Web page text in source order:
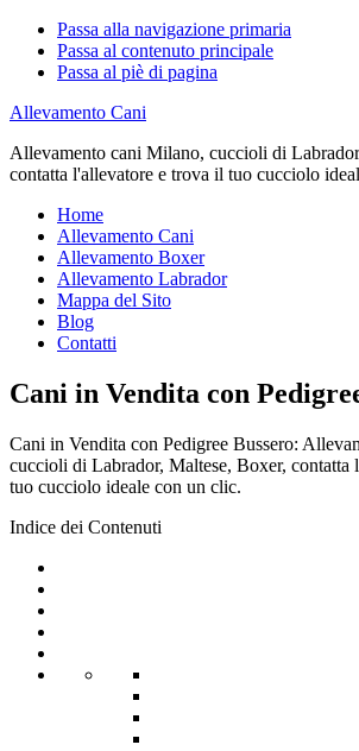
Passa alla navigazione primaria
Passa al contenuto principale
Passa al piè di pagina
Allevamento Cani
Allevamento cani Milano, cuccioli di
contatta l'allevatore e trova il tuo cucciolo
Home
Allevamento Cani
Allevamento Boxer
Allevamento Labrador
Mappa del Sito
Blog
Contatti
Cani in Vendita con
Cani in Vendita con Pedigree Bussero:
cuccioli di Labrador, Maltese, Boxer, contatta
tuo cucciolo ideale con un clic.
Indice dei Contenuti